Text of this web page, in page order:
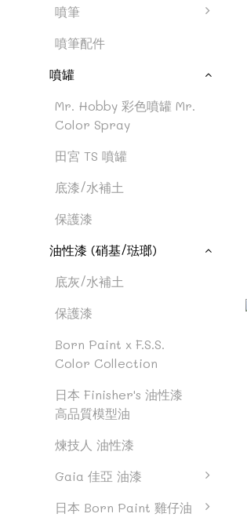
噴筆
噴筆配件
噴罐
Mr. Hobby 彩色噴罐 Mr.
Color Spray
田宮 TS 噴罐
底漆/水補土
保護漆
油性漆 (硝基/琺瑯)
底灰/水補土
保護漆
Born Paint x F.S.S.
Color Collection
日本 Finisher's 油性漆
高品質模型油
煉技人 油性漆
Gaia 佳亞 油漆
日本 Born Paint 雞仔油